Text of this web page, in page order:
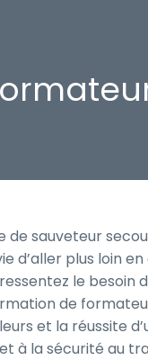
sauveteur
d’aller plus loin
le besoin
de
et la réussite
à la sécurité au